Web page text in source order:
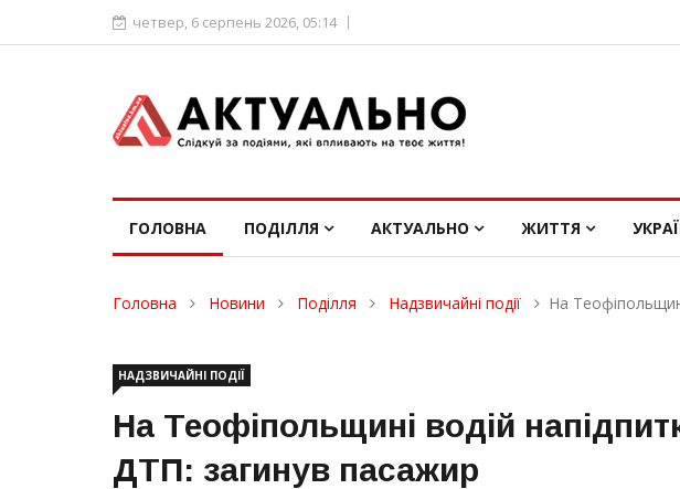
четвер, 6 серпень 2026, 05:14
ГОЛОВНА ПОДІЛЛЯ АКТУАЛЬНО ЖИТТЯ
Головна Новини Поділля Надзвичайні події На
НАДЗВИЧАЙНІ ПОДІЇ
На Теофіпольщині водій
ДТП: загинув пасажир